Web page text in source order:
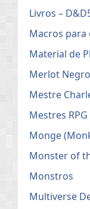
Livros –
Macros para
Material de
Merlot Negro
Mestre
Mestres RPG
Monge
Monster of
Monstros
Multiverse